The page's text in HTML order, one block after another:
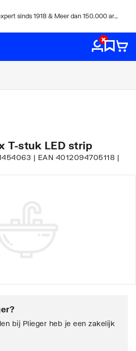
De expert sinds 1918 & Meer dan 150.000 artikelen
T-stuk LED strip
| EAN 4012094705118 |
?
bij Plieger heb je een zakelijk